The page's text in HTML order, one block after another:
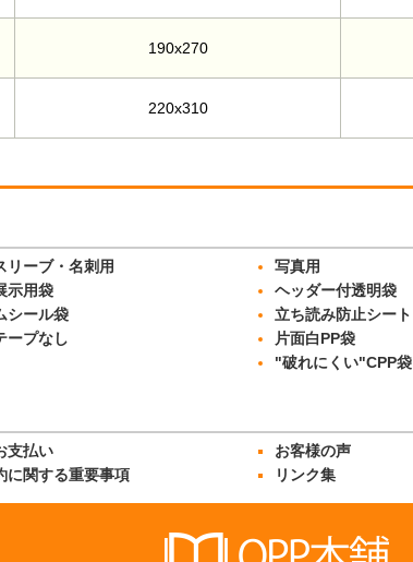
190x270
220x310
リーブ・名刺用 写真用
示用袋 ヘッダー付透明袋
シール袋 立ち読み防止シート
ープなし 片面白PP袋
"破れにくい"CPP袋
支払い お客様の声
に関する重要事項 リンク集